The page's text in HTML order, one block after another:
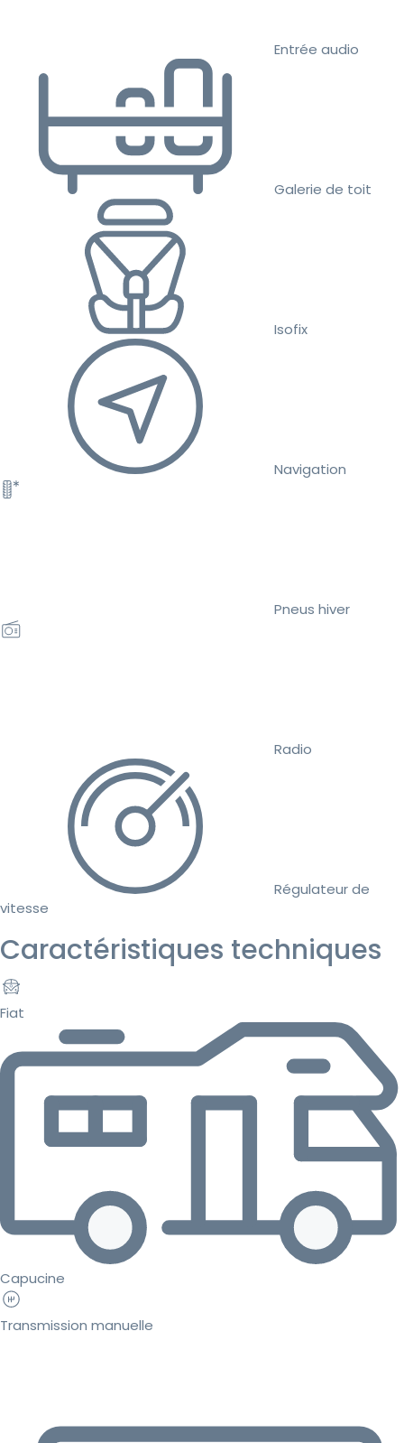
Entrée audio
Galerie de toit
Isofix
Navigation
Pneus hiver
Radio
Régulateur de
vitesse
Caractéristiques techniques
Fiat
Capucine
Transmission manuelle